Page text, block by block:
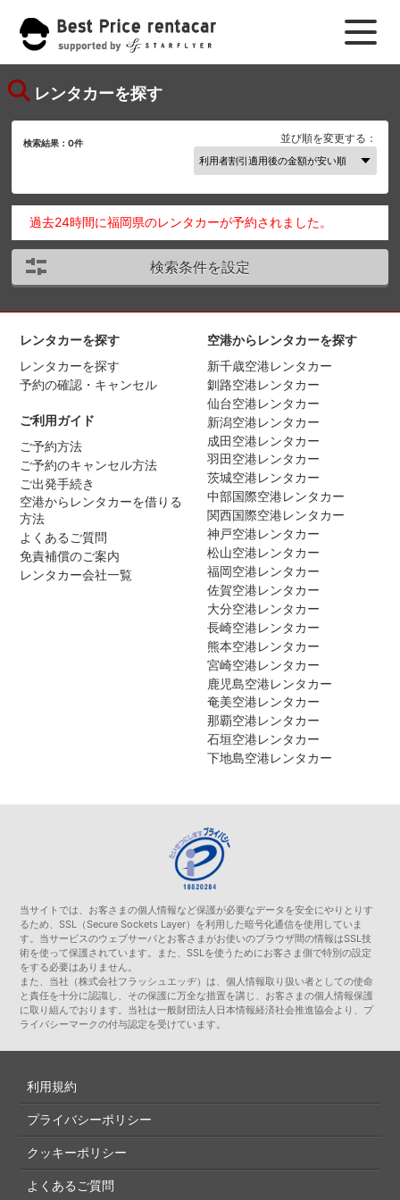
レンタカーを探す
検索結果：0件 並び順を変更する：
過去24時間に福岡県のレンタカーが予約されました。
検索条件を設定
レンタカーを探す
レンタカーを探す
予約の確認・キャンセル
ご利用ガイド
ご予約方法
ご予約のキャンセル方法
ご出発手続き
空港からレンタカーを借りる
方法
よくあるご質問
免責補償のご案内
レンタカー会社一覧
空港からレンタカーを探す
新千歳空港レンタカー
釧路空港レンタカー
仙台空港レンタカー
新潟空港レンタカー
成田空港レンタカー
羽田空港レンタカー
茨城空港レンタカー
中部国際空港レンタカー
関西国際空港レンタカー
神戸空港レンタカー
松山空港レンタカー
福岡空港レンタカー
佐賀空港レンタカー
大分空港レンタカー
長崎空港レンタカー
熊本空港レンタカー
宮崎空港レンタカー
鹿児島空港レンタカー
奄美空港レンタカー
那覇空港レンタカー
石垣空港レンタカー
下地島空港レンタカー
当サイトでは、お客さまの個人情報など保護が必要なデータを安全にやりとりす
るため、SSL（Secure Sockets Layer）を利用した暗号化通信を使用していま
す。当サービスのウェブサーバとお客さまがお使いのブラウザ間の情報はSSL技
術を使って保護されています。また、SSLを使うためにお客さま側で特別の設定
をする必要はありません。
また、当社（株式会社フラッシュエッヂ）は、個人情報取り扱い者としての使命
と責任を十分に認識し、その保護に万全な措置を講じ、お客さまの個人情報保護
に取り組んでおります。当社は一般財団法人日本情報経済社会推進協会より、プ
ライバシーマークの付与認定を受けています。
利用規約
プライバシーポリシー
クッキーポリシー
よくあるご質問